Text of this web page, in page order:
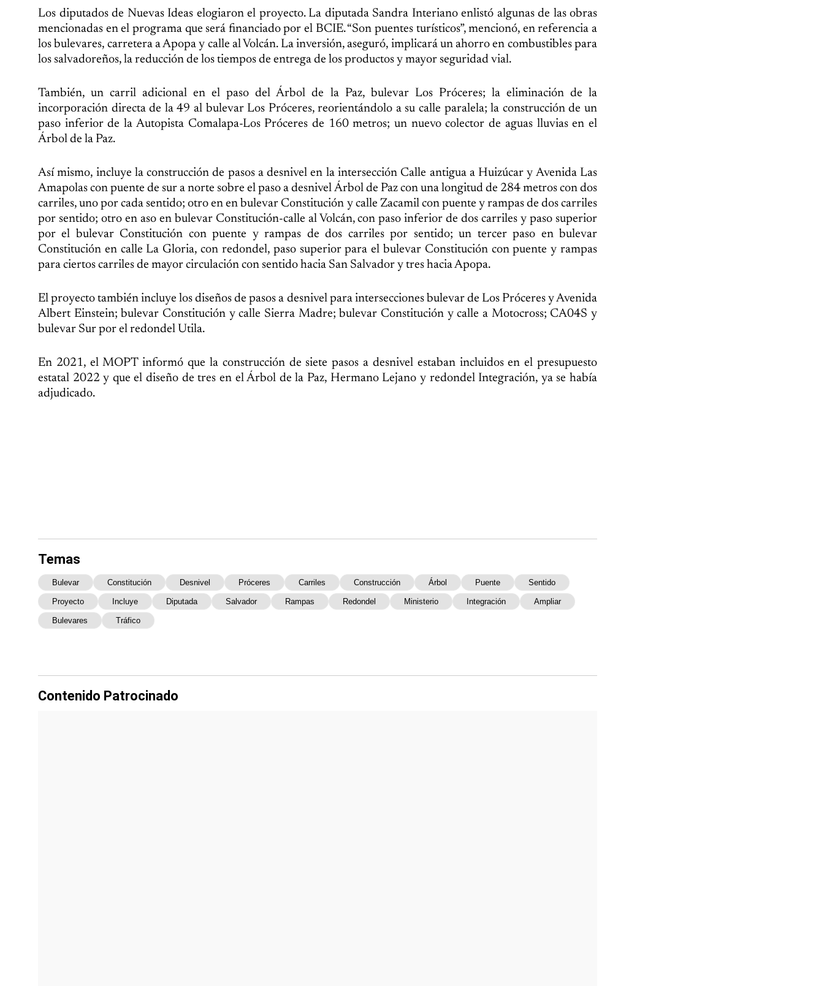
Los diputados de Nuevas Ideas elogiaron el proyecto. La diputada Sandra Interiano enlistó algunas de las obras
mencionadas en el programa que será financiado por el BCIE. “Son puentes turísticos”, mencionó, en referencia a
los bulevares, carretera a Apopa y calle al Volcán. La inversión, aseguró, implicará un ahorro en combustibles para
los salvadoreños, la reducción de los tiempos de entrega de los productos y mayor seguridad vial.
También, un carril adicional en el paso del Árbol de la Paz, bulevar Los Próceres; la eliminación de la
incorporación directa de la 49 al bulevar Los Próceres, reorientándolo a su calle paralela; la construcción de un
paso inferior de la Autopista Comalapa-Los Próceres de 160 metros; un nuevo colector de aguas lluvias en el
Árbol de la Paz.
Así mismo, incluye la construcción de pasos a desnivel en la intersección Calle antigua a Huizúcar y Avenida Las
Amapolas con puente de sur a norte sobre el paso a desnivel Árbol de Paz con una longitud de 284 metros con dos
carriles, uno por cada sentido; otro en en bulevar Constitución y calle Zacamil con puente y rampas de dos carriles
por sentido; otro en aso en bulevar Constitución-calle al Volcán, con paso inferior de dos carriles y paso superior
por el bulevar Constitución con puente y rampas de dos carriles por sentido; un tercer paso en bulevar
Constitución en calle La Gloria, con redondel, paso superior para el bulevar Constitución con puente y rampas
para ciertos carriles de mayor circulación con sentido hacia San Salvador y tres hacia Apopa.
El proyecto también incluye los diseños de pasos a desnivel para intersecciones bulevar de Los Próceres y Avenida
Albert Einstein; bulevar Constitución y calle Sierra Madre; bulevar Constitución y calle a Motocross; CA04S y
bulevar Sur por el redondel Utila.
En 2021, el MOPT informó que la construcción de siete pasos a desnivel estaban incluidos en el presupuesto
estatal 2022 y que el diseño de tres en el Árbol de la Paz, Hermano Lejano y redondel Integración, ya se había
adjudicado.
Temas
Bulevar Constitución Desnivel Próceres Carriles Construcción Árbol Puente Sentido
Proyecto Incluye Diputada Salvador Rampas Redondel Ministerio Integración Ampliar
Bulevares Tráfico
Contenido Patrocinado